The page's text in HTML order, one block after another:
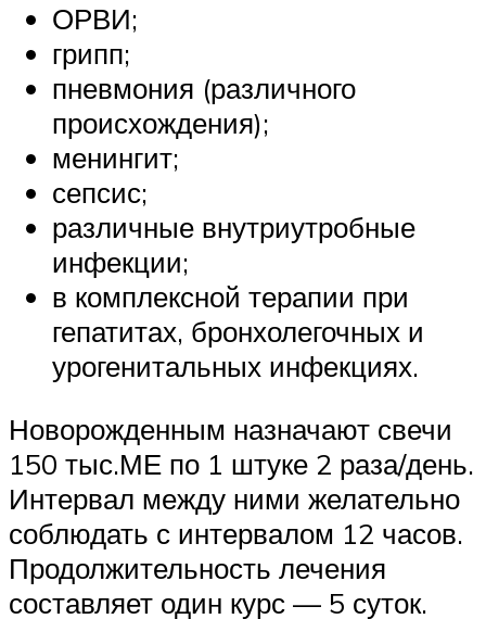
ОРВИ;
грипп;
пневмония (различного
происхождения);
менингит;
сепсис;
различные внутриутробные
инфекции;
в комплексной терапии при
гепатитах, бронхолегочных и
урогенитальных инфекциях.
Новорожденным назначают свечи
150 тыс.МЕ по 1 штуке 2 раза/день.
Интервал между ними желательно
соблюдать с интервалом 12 часов.
Продолжительность лечения
составляет один курс — 5 суток.